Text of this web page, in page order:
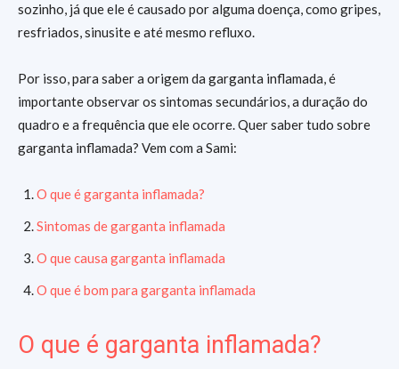
sozinho, já que ele é causado por alguma doença, como gripes,
resfriados, sinusite e até mesmo refluxo.
Por isso, para saber a origem da garganta inflamada, é
importante observar os sintomas secundários, a duração do
quadro e a frequência que ele ocorre. Quer saber tudo sobre
garganta inflamada? Vem com a Sami:
O que é garganta inflamada?
Sintomas de garganta inflamada
O que causa garganta inflamada
O que é bom para garganta inflamada
O que é garganta inflamada?